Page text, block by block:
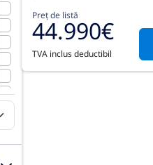
Preț de listă
44.990€
TVA inclus deductibil